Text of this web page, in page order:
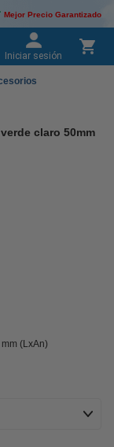
Mejor Precio Garantizado
Iniciar sesión
claro 50mm
(LxAn)